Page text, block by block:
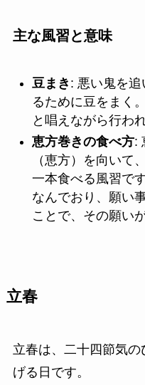
主な風習と意味
豆まき : 悪い鬼を
るために豆をまく
と唱えながら行わ
恵方巻きの食べ方:
（恵方）を向いて
一本食べる風習で
なんでおり、願い
ことで、その願い
立春
立春は、二十四節気
げる日です。